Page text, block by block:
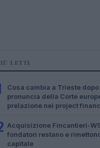
LETTI
Cosa cambia a Trieste dopo
pronuncia della Corte
prelazione nei project
Acquisizione Fincantieri-
fondatori restano e
capitale